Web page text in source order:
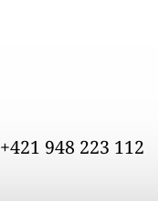
+421 948 223 112